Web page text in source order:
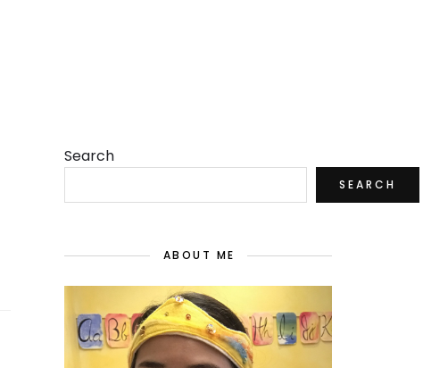
Search
SEARCH
ABOUT ME